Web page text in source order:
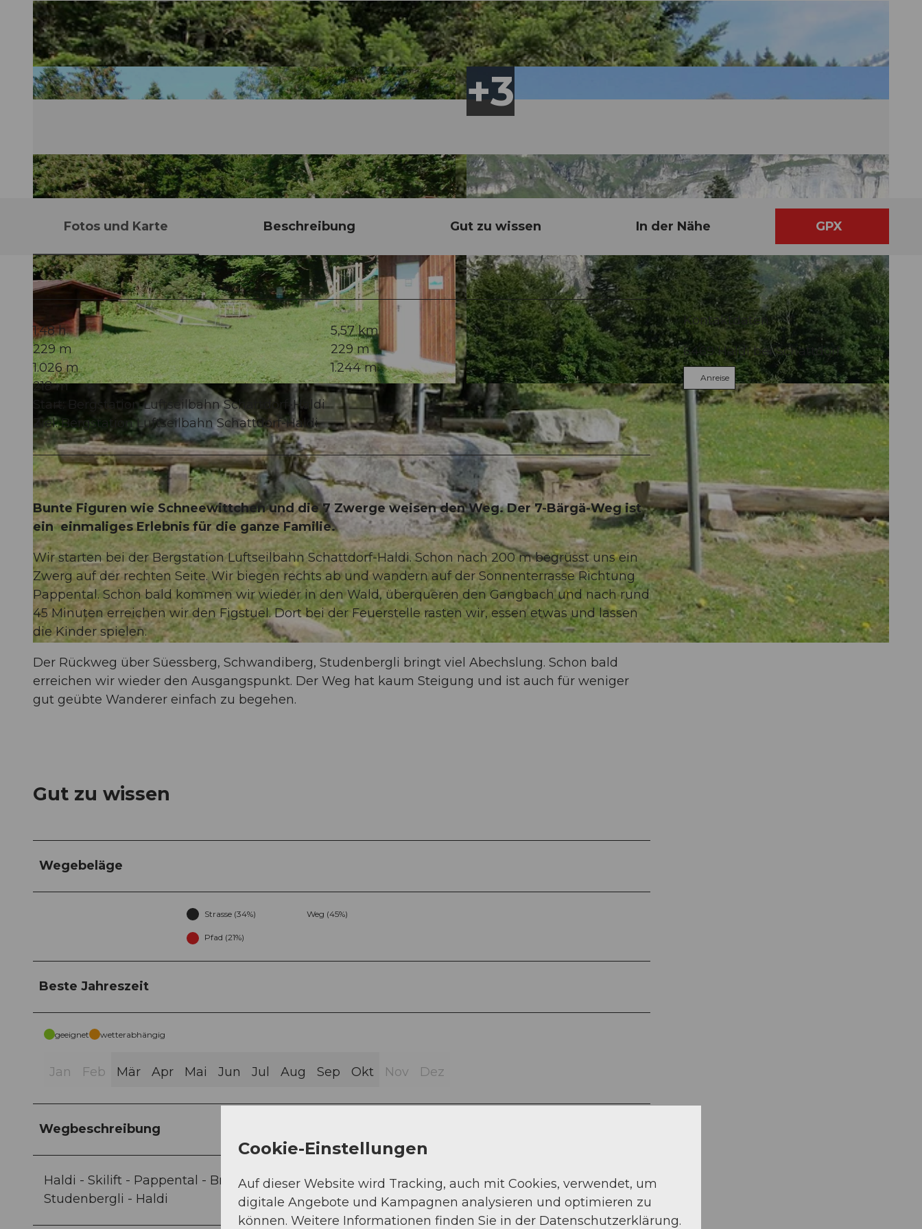
© Gesundheitsförderung Uri, gesundheitsfoerderung-uri.ch | CC-BY © Berghasu Oberfeld, berghaus-oberfeld.ch | CC-BY
Fotos und Karte Beschreibung Gut zu wissen In der Nähe GPX
1:48 h
5,57 km
229 m
229 m
1.026 m
1.244 m
218 m
Start: Bergstation Luftseilbahn Schattdorf-Haldi
Ziel: Bergstation Luftseilbahn Schattdorf-Haldi
Bunte Figuren wie Schneewittchen und die 7 Zwerge weisen den Weg. Der 7-Bärgä-Weg ist
ein einmaliges Erlebnis für die ganze Familie.
Wir starten bei der Bergstation Luftseilbahn Schattdorf-Haldi. Schon nach 200 m begrüsst uns ein
Zwerg auf der rechten Seite. Wir biegen rechts ab und wandern auf der Sonnenterrasse Richtung
Pappental. Schon bald kommen wir wieder in den Wald, überqueren den Gangbach und nach rund
45 Minuten erreichen wir den Figstuel. Dort bei der Feuerstelle rasten wir, essen etwas und lassen
die Kinder spielen.
Der Rückweg über Süessberg, Schwandiberg, Studenbergli bringt viel Abechslung. Schon bald
erreichen wir wieder den Ausgangspunkt. Der Weg hat kaum Steigung und ist auch für weniger
gut geübte Wanderer einfach zu begehen.
Gut zu wissen
Wegebeläge
Strasse (34%) Weg (45%)
Pfad (21%)
Beste Jahreszeit
geeignet wetterabhängig
Jan Feb Mär Apr Mai Jun Jul Aug Sep Okt Nov Dez
Wegbeschreibung
Haldi - Skilift - Pappental - Brücke Gangbauch - Figstuel - Süessberg - Schwandiberg -
Studenbergli - Haldi
Kontaktdaten
6469Haldi bei Schattdorf
Anreise
Cookie-Einstellungen
Auf dieser Website wird Tracking, auch mit Cookies, verwendet, um
digitale Angebote und Kampagnen analysieren und optimieren zu
können. Weitere Informationen finden Sie in der Datenschutzerklärung.